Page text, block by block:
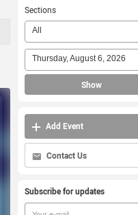
Sections
All
Thursday, August 6, 2026
Show
Add Event
Contact Us
Subscribe for updates